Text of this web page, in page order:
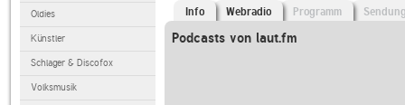
Oldies
Künstler
Schlager & Discofox
Volksmusik
Info Webradio Programm
Podcasts von laut.fm